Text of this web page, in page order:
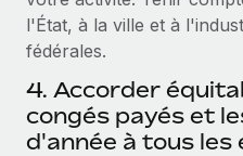
l'État, à la ville et à
fédérales.
4. Accorder
congés payés et
d'année à tous les